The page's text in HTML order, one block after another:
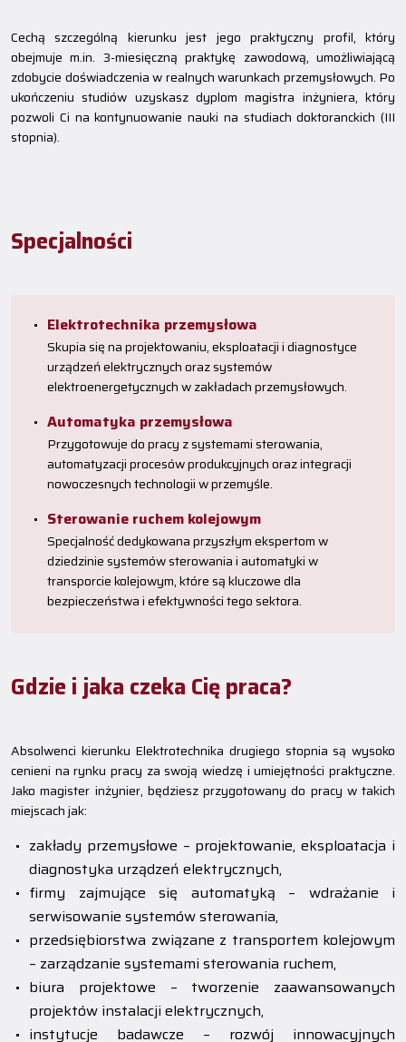
Cechą szczególną kierunku jest jego praktyczny profil, który
obejmuje m.in. 3-miesięczną praktykę zawodową, umożliwiającą
zdobycie doświadczenia w realnych warunkach przemysłowych. Po
ukończeniu studiów uzyskasz dyplom magistra inżyniera, który
pozwoli Ci na kontynuowanie nauki na studiach doktoranckich (III
stopnia).
Specjalności
Elektrotechnika przemysłowa
Skupia się na projektowaniu, eksploatacji i diagnostyce
urządzeń elektrycznych oraz systemów
elektroenergetycznych w zakładach przemysłowych.
Automatyka przemysłowa
Przygotowuje do pracy z systemami sterowania,
automatyzacji procesów produkcyjnych oraz integracji
nowoczesnych technologii w przemyśle.
Sterowanie ruchem kolejowym
Specjalność dedykowana przyszłym ekspertom w
dziedzinie systemów sterowania i automatyki w
transporcie kolejowym, które są kluczowe dla
bezpieczeństwa i efektywności tego sektora.
Gdzie i jaka czeka Cię praca?
Absolwenci kierunku Elektrotechnika drugiego stopnia są wysoko
cenieni na rynku pracy za swoją wiedzę i umiejętności praktyczne.
Jako magister inżynier, będziesz przygotowany do pracy w takich
miejscach jak:
zakłady przemysłowe – projektowanie, eksploatacja i
diagnostyka urządzeń elektrycznych,
firmy zajmujące się automatyką – wdrażanie i
serwisowanie systemów sterowania,
przedsiębiorstwa związane z transportem kolejowym
– zarządzanie systemami sterowania ruchem,
biura projektowe – tworzenie zaawansowanych
projektów instalacji elektrycznych,
instytucje badawcze – rozwój innowacyjnych